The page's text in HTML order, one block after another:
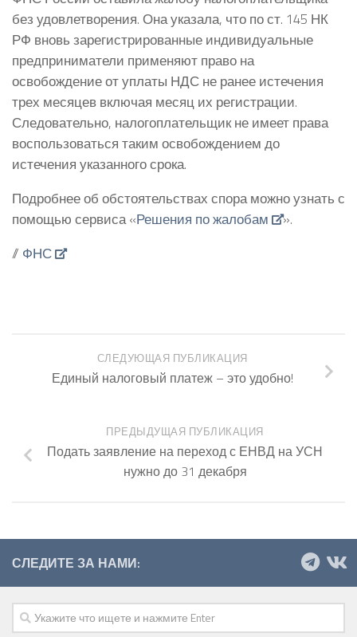
без удовлетворения. Она указала, что по ст. 145 НК
РФ вновь зарегистрированные индивидуальные
предприниматели применяют право на
освобождение от уплаты НДС не ранее истечения
трех месяцев включая месяц их регистрации.
Следовательно, налогоплательщик не имеет права
воспользоваться таким освобождением до
истечения указанного срока.
Подробнее об обстоятельствах спора можно узнать с
помощью сервиса «Решения по жалобам
».
// ФНС
СЛЕДУЮЩАЯ ПУБЛИКАЦИЯ
Единый налоговый платеж – это удобно!
ПРЕДЫДУЩАЯ ПУБЛИКАЦИЯ
Подать заявление на переход с ЕНВД на УСН
нужно до 31 декабря
СЛЕДИТЕ ЗА НАМИ: